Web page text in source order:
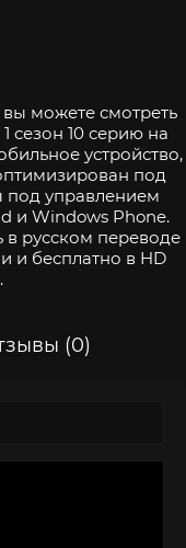
вы можете смотреть
сезон 10 серию на
устройство,
под
управлением
и Windows Phone.
русском переводе
и бесплатно в HD
(0)